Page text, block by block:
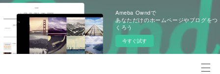
Ameba Owndで
あなただけのホームページやブログをつ
くろう
今すぐ試す